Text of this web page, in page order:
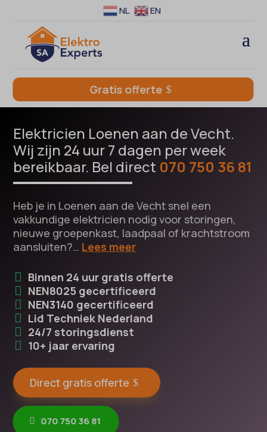
NL EN
Gratis offerte
Elektricien Loenen aan de Vecht.
Wij zijn 24 uur 7 dagen per week
bereikbaar. Bel direct 070 750 36 81
Heb je in Loenen aan de Vecht snel een
vakkundige elektricien nodig voor storingen,
nieuwe groepenkast, laadpaal of krachtstroom
aansluiten?… Lees meer
Binnen 24 uur gratis offerte
NEN8025 gecertificeerd
NEN3140 gecertificeerd
Lid Techniek Nederland
24/7 storingsdienst
10+ jaar ervaring
Direct gratis offerte
070 750 36 81